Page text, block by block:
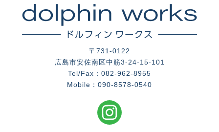
〒731-0122
広島市安佐南区中筋3-24-15-101
Tel/Fax：082-962-8955
Mobile：090-8578-0540